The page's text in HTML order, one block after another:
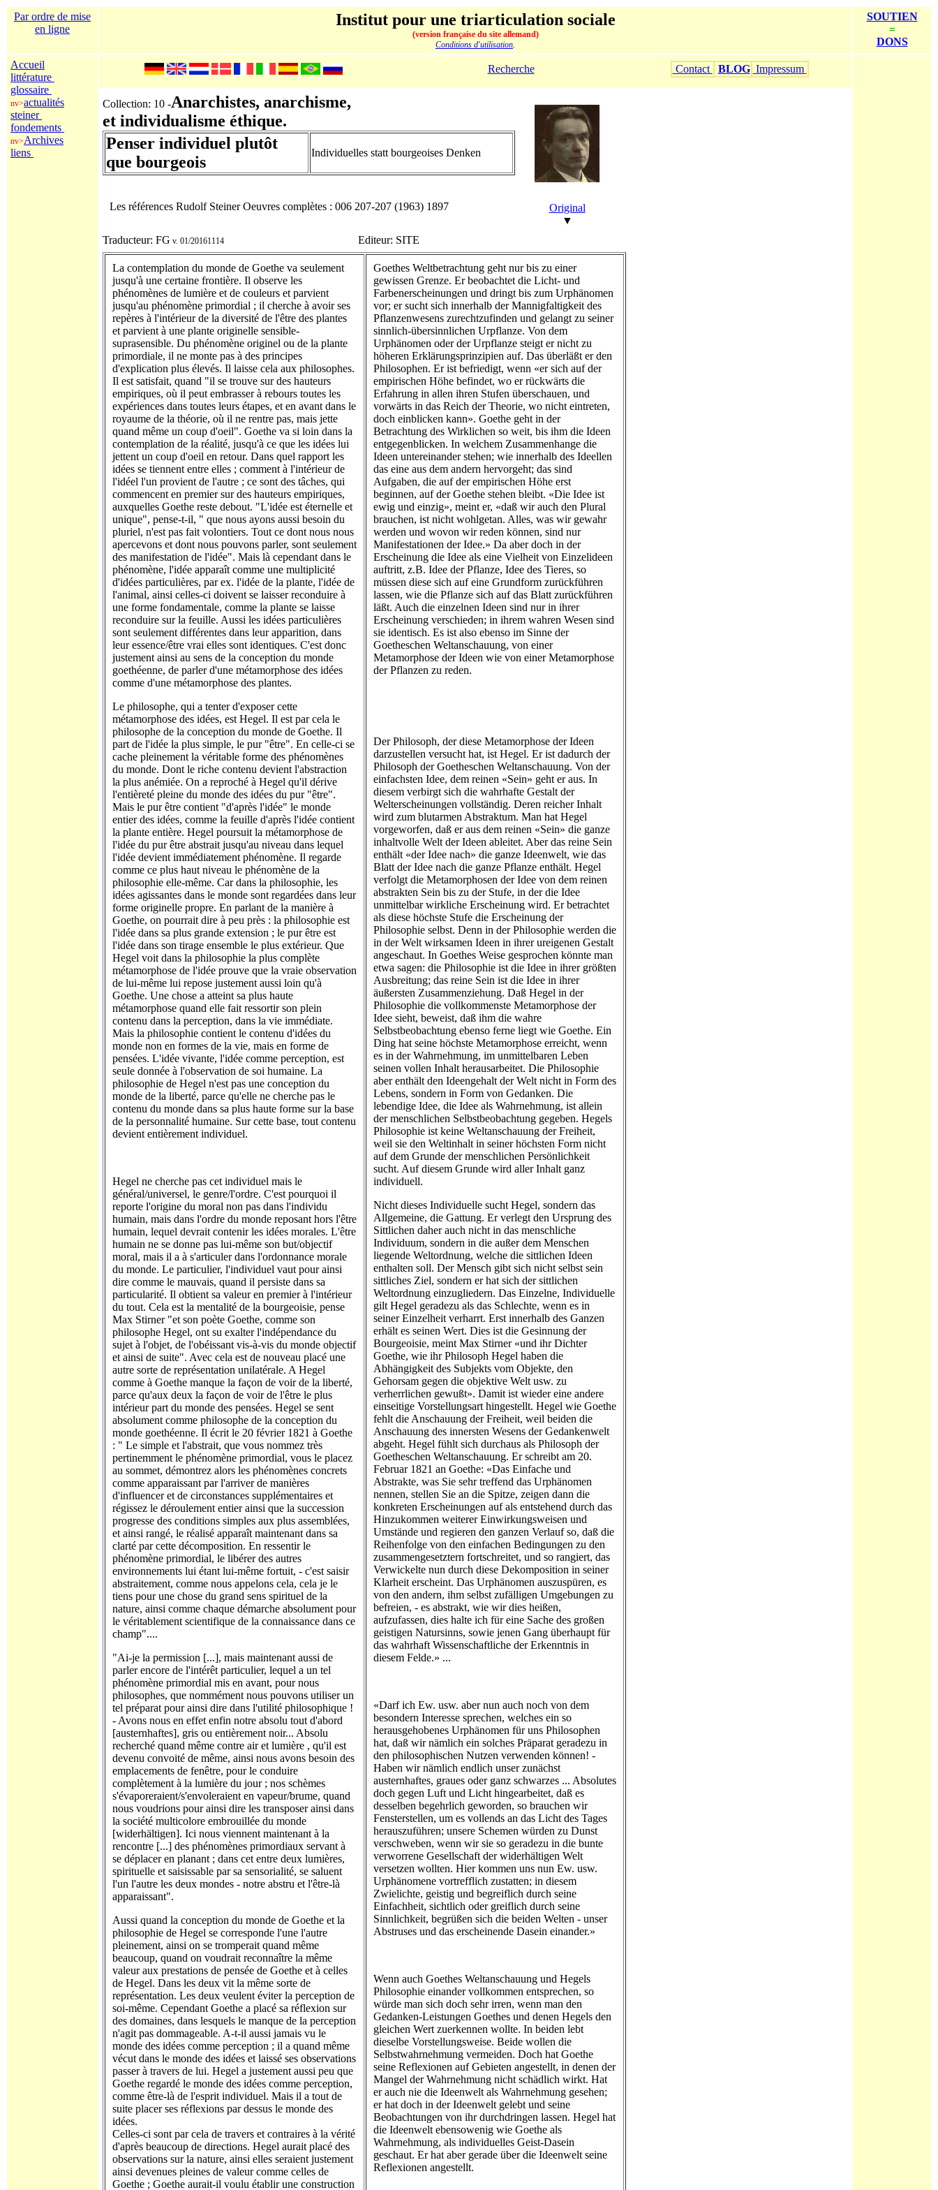
Par ordre de mise
en ligne
Institut pour une triarticulation sociale
(version française du site allemand)
Conditions d'utilisation.
SOUTIEN
=
DONS
Accueil
littérature
glossaire
nv>actualités
steiner
fondements
nv>Archives
liens
Recherche Contact BLOG Impressum
Collection: 10 -Anarchistes, anarchisme,
et individualisme éthique.
Penser individuel plutôt
que bourgeois
Individuelles statt bourgeoises Denken
Les références Rudolf Steiner Oeuvres complètes : 006 207-207 (1963) 1897
Original
▼
Traducteur: FG v. 01/20161114 Editeur: SITE
La contemplation du monde de Goethe va seulement
jusqu'à une certaine frontière. Il observe les
phénomènes de lumière et de couleurs et parvient
jusqu'au phénomène primordial ; il cherche à avoir ses
repères à l'intérieur de la diversité de l'être des plantes
et parvient à une plante originelle sensible-
suprasensible. Du phénomène originel ou de la plante
primordiale, il ne monte pas à des principes
d'explication plus élevés. Il laisse cela aux philosophes.
Il est satisfait, quand "il se trouve sur des hauteurs
empiriques, où il peut embrasser à rebours toutes les
expériences dans toutes leurs étapes, et en avant dans le
royaume de la théorie, où il ne rentre pas, mais jette
quand même un coup d'oeil". Goethe va si loin dans la
contemplation de la réalité, jusqu'à ce que les idées lui
jettent un coup d'oeil en retour. Dans quel rapport les
idées se tiennent entre elles ; comment à l'intérieur de
l'idéel l'un provient de l'autre ; ce sont des tâches, qui
commencent en premier sur des hauteurs empiriques,
auxquelles Goethe reste debout. "L'idée est éternelle et
unique", pense-t-il, " que nous ayons aussi besoin du
pluriel, n'est pas fait volontiers. Tout ce dont nous nous
apercevons et dont nous pouvons parler, sont seulement
des manifestation de l'idée". Mais là cependant dans le
phénomène, l'idée apparaît comme une multiplicité
d'idées particulières, par ex. l'idée de la plante, l'idée de
l'animal, ainsi celles-ci doivent se laisser reconduire à
une forme fondamentale, comme la plante se laisse
reconduire sur la feuille. Aussi les idées particulières
sont seulement différentes dans leur apparition, dans
leur essence/être vrai elles sont identiques. C'est donc
justement ainsi au sens de la conception du monde
goethéenne, de parler d'une métamorphose des idées
comme d'une métamorphose des plantes.
Le philosophe, qui a tenter d'exposer cette
métamorphose des idées, est Hegel. Il est par cela le
philosophe de la conception du monde de Goethe. Il
part de l'idée la plus simple, le pur "être". En celle-ci se
cache pleinement la véritable forme des phénomènes
du monde. Dont le riche contenu devient l'abstraction
la plus anémiée. On a reproché à Hegel qu'il dérive
l'entièreté pleine du monde des idées du pur "être".
Mais le pur être contient "d'après l'idée" le monde
entier des idées, comme la feuille d'après l'idée contient
la plante entière. Hegel poursuit la métamorphose de
l'idée du pur être abstrait jusqu'au niveau dans lequel
l'idée devient immédiatement phénomène. Il regarde
comme ce plus haut niveau le phénomène de la
philosophie elle-même. Car dans la philosophie, les
idées agissantes dans le monde sont regardées dans leur
forme originelle propre. En parlant de la manière à
Goethe, on pourrait dire à peu près : la philosophie est
l'idée dans sa plus grande extension ; le pur être est
l'idée dans son tirage ensemble le plus extérieur. Que
Hegel voit dans la philosophie la plus complète
métamorphose de l'idée prouve que la vraie observation
de lui-même lui repose justement aussi loin qu'à
Goethe. Une chose a atteint sa plus haute
métamorphose quand elle fait ressortir son plein
contenu dans la perception, dans la vie immédiate.
Mais la philosophie contient le contenu d'idées du
monde non en formes de la vie, mais en forme de
pensées. L'idée vivante, l'idée comme perception, est
seule donnée à l'observation de soi humaine. La
philosophie de Hegel n'est pas une conception du
monde de la liberté, parce qu'elle ne cherche pas le
contenu du monde dans sa plus haute forme sur la base
de la personnalité humaine. Sur cette base, tout contenu
devient entièrement individuel.
Hegel ne cherche pas cet individuel mais le
général/universel, le genre/l'ordre. C'est pourquoi il
reporte l'origine du moral non pas dans l'individu
humain, mais dans l'ordre du monde reposant hors l'être
humain, lequel devrait contenir les idées morales. L'être
humain ne se donne pas lui-même son but/objectif
moral, mais il a à s'articuler dans l'ordonnance morale
du monde. Le particulier, l'individuel vaut pour ainsi
dire comme le mauvais, quand il persiste dans sa
particularité. Il obtient sa valeur en premier à l'intérieur
du tout. Cela est la mentalité de la bourgeoisie, pense
Max Stirner "et son poète Goethe, comme son
philosophe Hegel, ont su exalter l'indépendance du
sujet à l'objet, de l'obéissant vis-à-vis du monde objectif
et ainsi de suite". Avec cela est de nouveau placé une
autre sorte de représentation unilatérale. A Hegel
comme à Goethe manque la façon de voir de la liberté,
parce qu'aux deux la façon de voir de l'être le plus
intérieur part du monde des pensées. Hegel se sent
absolument comme philosophe de la conception du
monde goethéenne. Il écrit le 20 février 1821 à Goethe
: " Le simple et l'abstrait, que vous nommez très
pertinemment le phénomène primordial, vous le placez
au sommet, démontrez alors les phénomènes concrets
comme apparaissant par l'arriver de manières
d'influencer et de circonstances supplémentaires et
régissez le déroulement entier ainsi que la succession
progresse des conditions simples aux plus assemblées,
et ainsi rangé, le réalisé apparaît maintenant dans sa
clarté par cette décomposition. En ressentir le
phénomène primordial, le libérer des autres
environnements lui étant lui-même fortuit, - c'est saisir
abstraitement, comme nous appelons cela, cela je le
tiens pour une chose du grand sens spirituel de la
nature, ainsi comme chaque démarche absolument pour
le véritablement scientifique de la connaissance dans ce
champ"....
"Ai-je la permission [...], mais maintenant aussi de
parler encore de l'intérêt particulier, lequel a un tel
phénomène primordial mis en avant, pour nous
philosophes, que nommément nous pouvons utiliser un
tel préparat pour ainsi dire dans l'utilité philosophique !
- Avons nous en effet enfin notre absolu tout d'abord
[austernhaftes], gris ou entièrement noir... Absolu
recherché quand même contre air et lumière , qu'il est
devenu convoité de même, ainsi nous avons besoin des
emplacements de fenêtre, pour le conduire
complètement à la lumière du jour ; nos schèmes
s'évaporeraient/s'envoleraient en vapeur/brume, quand
nous voudrions pour ainsi dire les transposer ainsi dans
la société multicolore embrouillée du monde
[widerhältigen]. Ici nous viennent maintenant à la
rencontre [...] des phénomènes primordiaux servant à
se déplacer en planant ; dans cet entre deux lumières,
spirituelle et saisissable par sa sensorialité, se saluent
l'un l'autre les deux mondes - notre abstru et l'être-là
apparaissant".
Aussi quand la conception du monde de Goethe et la
philosophie de Hegel se corresponde l'une l'autre
pleinement, ainsi on se tromperait quand même
beaucoup, quand on voudrait reconnaître la même
valeur aux prestations de pensée de Goethe et à celles
de Hegel. Dans les deux vit la même sorte de
représentation. Les deux veulent éviter la perception de
soi-même. Cependant Goethe a placé sa réflexion sur
des domaines, dans lesquels le manque de la perception
n'agit pas dommageable. A-t-il aussi jamais vu le
monde des idées comme perception ; il a quand même
vécut dans le monde des idées et laissé ses observations
passer à travers de lui. Hegel a justement aussi peu que
Goethe regardé le monde des idées comme perception,
comme être-là de l'esprit individuel. Mais il a tout de
suite placer ses réflexions par dessus le monde des
idées.
Celles-ci sont par cela de travers et contraires à la vérité
d'après beaucoup de directions. Hegel aurait placé des
observations sur la nature, ainsi elles seraient justement
ainsi devenues pleines de valeur comme celles de
Goethe ; Goethe aurait-il voulu établir une construction
Goethes Weltbetrachtung geht nur bis zu einer
gewissen Grenze. Er beobachtet die Licht- und
Farbenerscheinungen und dringt bis zum Urphänomen
vor; er sucht sich innerhalb der Mannigfaltigkeit des
Pflanzenwesens zurechtzufinden und gelangt zu seiner
sinnlich-übersinnlichen Urpflanze. Von dem
Urphänomen oder der Urpflanze steigt er nicht zu
höheren Erklärungsprinzipien auf. Das überläßt er den
Philosophen. Er ist befriedigt, wenn «er sich auf der
empirischen Höhe befindet, wo er rückwärts die
Erfahrung in allen ihren Stufen überschauen, und
vorwärts in das Reich der Theorie, wo nicht eintreten,
doch einblicken kann». Goethe geht in der
Betrachtung des Wirklichen so weit, bis ihm die Ideen
entgegenblicken. In welchem Zusammenhange die
Ideen untereinander stehen; wie innerhalb des Ideellen
das eine aus dem andern hervorgeht; das sind
Aufgaben, die auf der empirischen Höhe erst
beginnen, auf der Goethe stehen bleibt. «Die Idee ist
ewig und einzig», meint er, «daß wir auch den Plural
brauchen, ist nicht wohlgetan. Alles, was wir gewahr
werden und wovon wir reden können, sind nur
Manifestationen der Idee.» Da aber doch in der
Erscheinung die Idee als eine Vielheit von Einzelideen
auftritt, z.B. Idee der Pflanze, Idee des Tieres, so
müssen diese sich auf eine Grundform zurückführen
lassen, wie die Pflanze sich auf das Blatt zurückführen
läßt. Auch die einzelnen Ideen sind nur in ihrer
Erscheinung verschieden; in ihrem wahren Wesen sind
sie identisch. Es ist also ebenso im Sinne der
Goetheschen Weltanschauung, von einer
Metamorphose der Ideen wie von einer Metamorphose
der Pflanzen zu reden.
Der Philosoph, der diese Metamorphose der Ideen
darzustellen versucht hat, ist Hegel. Er ist dadurch der
Philosoph der Goetheschen Weltanschauung. Von der
einfachsten Idee, dem reinen «Sein» geht er aus. In
diesem verbirgt sich die wahrhafte Gestalt der
Welterscheinungen vollständig. Deren reicher Inhalt
wird zum blutarmen Abstraktum. Man hat Hegel
vorgeworfen, daß er aus dem reinen «Sein» die ganze
inhaltvolle Welt der Ideen ableitet. Aber das reine Sein
enthält «der Idee nach» die ganze Ideenwelt, wie das
Blatt der Idee nach die ganze Pflanze enthält. Hegel
verfolgt die Metamorphosen der Idee von dem reinen
abstrakten Sein bis zu der Stufe, in der die Idee
unmittelbar wirkliche Erscheinung wird. Er betrachtet
als diese höchste Stufe die Erscheinung der
Philosophie selbst. Denn in der Philosophie werden die
in der Welt wirksamen Ideen in ihrer ureigenen Gestalt
angeschaut. In Goethes Weise gesprochen könnte man
etwa sagen: die Philosophie ist die Idee in ihrer größten
Ausbreitung; das reine Sein ist die Idee in ihrer
äußersten Zusammenziehung. Daß Hegel in der
Philosophie die vollkommenste Metamorphose der
Idee sieht, beweist, daß ihm die wahre
Selbstbeobachtung ebenso ferne liegt wie Goethe. Ein
Ding hat seine höchste Metamorphose erreicht, wenn
es in der Wahrnehmung, im unmittelbaren Leben
seinen vollen Inhalt herausarbeitet. Die Philosophie
aber enthält den Ideengehalt der Welt nicht in Form des
Lebens, sondern in Form von Gedanken. Die
lebendige Idee, die Idee als Wahrnehmung, ist allein
der menschlichen Selbstbeobachtung gegeben. Hegels
Philosophie ist keine Weltanschauung der Freiheit,
weil sie den Weltinhalt in seiner höchsten Form nicht
auf dem Grunde der menschlichen Persönlichkeit
sucht. Auf diesem Grunde wird aller Inhalt ganz
individuell.
Nicht dieses Individuelle sucht Hegel, sondern das
Allgemeine, die Gattung. Er verlegt den Ursprung des
Sittlichen daher auch nicht in das menschliche
Individuum, sondern in die außer dem Menschen
liegende Weltordnung, welche die sittlichen Ideen
enthalten soll. Der Mensch gibt sich nicht selbst sein
sittliches Ziel, sondern er hat sich der sittlichen
Weltordnung einzugliedern. Das Einzelne, Individuelle
gilt Hegel geradezu als das Schlechte, wenn es in
seiner Einzelheit verharrt. Erst innerhalb des Ganzen
erhält es seinen Wert. Dies ist die Gesinnung der
Bourgeoisie, meint Max Stirner «und ihr Dichter
Goethe, wie ihr Philosoph Hegel haben die
Abhängigkeit des Subjekts vom Objekte, den
Gehorsam gegen die objektive Welt usw. zu
verherrlichen gewußt». Damit ist wieder eine andere
einseitige Vorstellungsart hingestellt. Hegel wie Goethe
fehlt die Anschauung der Freiheit, weil beiden die
Anschauung des innersten Wesens der Gedankenwelt
abgeht. Hegel fühlt sich durchaus als Philosoph der
Goetheschen Weltanschauung. Er schreibt am 20.
Februar 1821 an Goethe: «Das Einfache und
Abstrakte, was Sie sehr treffend das Urphänomen
nennen, stellen Sie an die Spitze, zeigen dann die
konkreten Erscheinungen auf als entstehend durch das
Hinzukommen weiterer Einwirkungsweisen und
Umstände und regieren den ganzen Verlauf so, daß die
Reihenfolge von den einfachen Bedingungen zu den
zusammengesetztern fortschreitet, und so rangiert, das
Verwickelte nun durch diese Dekomposition in seiner
Klarheit erscheint. Das Urphänomen auszuspüren, es
von den andern, ihm selbst zufälligen Umgebungen zu
befreien, - es abstrakt, wie wir dies heißen,
aufzufassen, dies halte ich für eine Sache des großen
geistigen Natursinns, sowie jenen Gang überhaupt für
das wahrhaft Wissenschaftliche der Erkenntnis in
diesem Felde.» ...
«Darf ich Ew. usw. aber nun auch noch von dem
besondern Interesse sprechen, welches ein so
herausgehobenes Urphänomen für uns Philosophen
hat, daß wir nämlich ein solches Präparat geradezu in
den philosophischen Nutzen verwenden können! -
Haben wir nämlich endlich unser zunächst
austernhaftes, graues oder ganz schwarzes ... Absolutes
doch gegen Luft und Licht hingearbeitet, daß es
desselben begehrlich geworden, so brauchen wir
Fensterstellen, um es vollends an das Licht des Tages
herauszuführen; unsere Schemen würden zu Dunst
verschweben, wenn wir sie so geradezu in die bunte
verworrene Gesellschaft der widerhältigen Welt
versetzen wollten. Hier kommen uns nun Ew. usw.
Urphänomene vortrefflich zustatten; in diesem
Zwielichte, geistig und begreiflich durch seine
Einfachheit, sichtlich oder greiflich durch seine
Sinnlichkeit, begrüßen sich die beiden Welten - unser
Abstruses und das erscheinende Dasein einander.»
Wenn auch Goethes Weltanschauung und Hegels
Philosophie einander vollkommen entsprechen, so
würde man sich doch sehr irren, wenn man den
Gedanken-Leistungen Goethes und denen Hegels den
gleichen Wert zuerkennen wollte. In beiden lebt
dieselbe Vorstellungsweise. Beide wollen die
Selbstwahrnehmung vermeiden. Doch hat Goethe
seine Reflexionen auf Gebieten angestellt, in denen der
Mangel der Wahrnehmung nicht schädlich wirkt. Hat
er auch nie die Ideenwelt als Wahrnehmung gesehen;
er hat doch in der Ideenwelt gelebt und seine
Beobachtungen von ihr durchdringen lassen. Hegel hat
die Ideenwelt ebensowenig wie Goethe als
Wahrnehmung, als individuelles Geist-Dasein
geschaut. Er hat aber gerade über die Ideenwelt seine
Reflexionen angestellt.